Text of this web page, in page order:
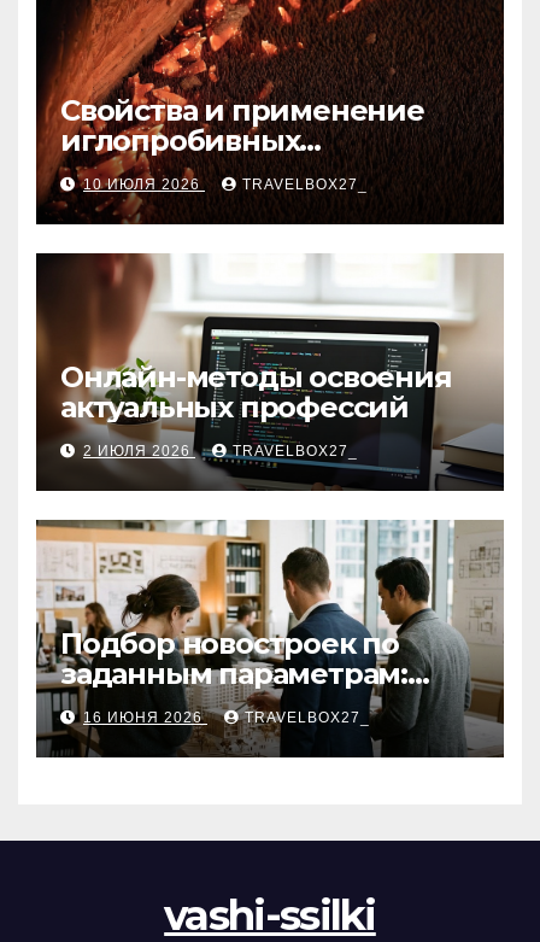
Свойства и применение
иглопробивных
базальтовых огнеупорных
матов
10 ИЮЛЯ 2026 TRAVELBOX27_
Онлайн-методы освоения
актуальных профессий
2 ИЮЛЯ 2026 TRAVELBOX27_
Подбор новостроек по
заданным параметрам:
критерии и этапы
16 ИЮНЯ 2026 TRAVELBOX27_
vashi-ssilki